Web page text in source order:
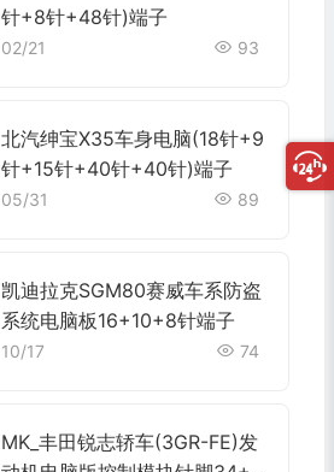
针+8针+48针)端子
02/21 93
北汽绅宝X35车身电脑(18针+9
针+15针+40针+40针)端子
05/31 89
凯迪拉克SGM80赛威车系防盗
系统电脑板16+10+8针端子
10/17 74
MK_丰田锐志轿车(3GR-FE)发